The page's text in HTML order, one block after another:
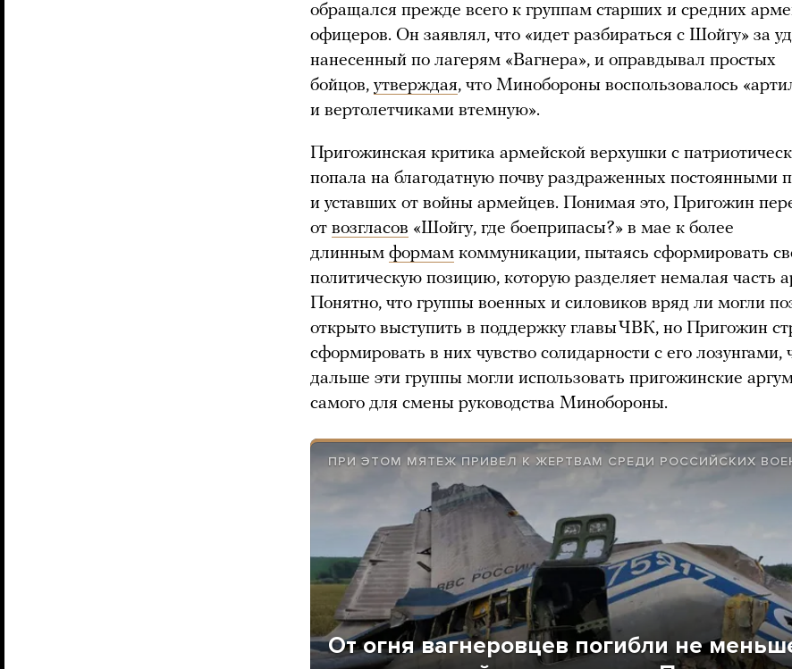
обращался прежде всего к группам старших и средних
офицеров. Он заявлял, что «идет разбираться с Шойгу» за
нанесенный по лагерям «Вагнера», и оправдывал простых
бойцов, утверждая, что Минобороны воспользовалось
и вертолетчиками втемную».
Пригожинская критика армейской верхушки с
попала на благодатную почву раздраженных постоянными
и уставших от войны армейцев. Понимая это, Пригожин
от возгласов «Шойгу, где боеприпасы?» в мае к более
длинным формам коммуникации, пытаясь сформировать
политическую позицию, которую разделяет немалая часть
Понятно, что группы военных и силовиков вряд ли могли
открыто выступить в поддержку главы ЧВК, но Пригожин
сформировать в них чувство солидарности с его лозунгами,
дальше эти группы могли использовать пригожинские
самого для смены руководства Минобороны.
ПРИ ЭТОМ МЯТЕЖ ПРИВЕЛ К ЖЕРТВАМ СРЕДИ РОССИЙСКИХ
От огня вагнеровцев погибли не